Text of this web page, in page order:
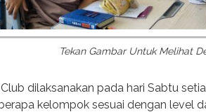
Tekan Gambar Untuk Melihat
dilaksanakan pada hari Sabtu
kelompok sesuai dengan level